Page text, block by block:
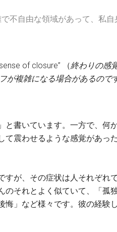
不自由な領域があって、私自
of closure” （終わりの感
が複雑になる場合があるので
と書いています。一方で、何
て震わせるような感覚があっ
が、その症状は人それぞれ
それとよく似ていて、「孤
悔」など様々です。彼の経験